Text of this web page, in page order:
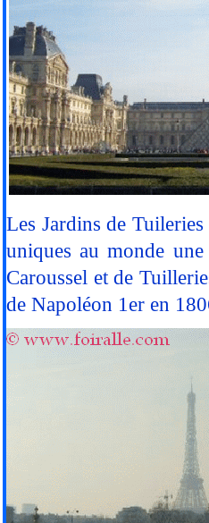
Les Jardins de
uniques au monde une
Caroussel et de
de Napoléon 1er en